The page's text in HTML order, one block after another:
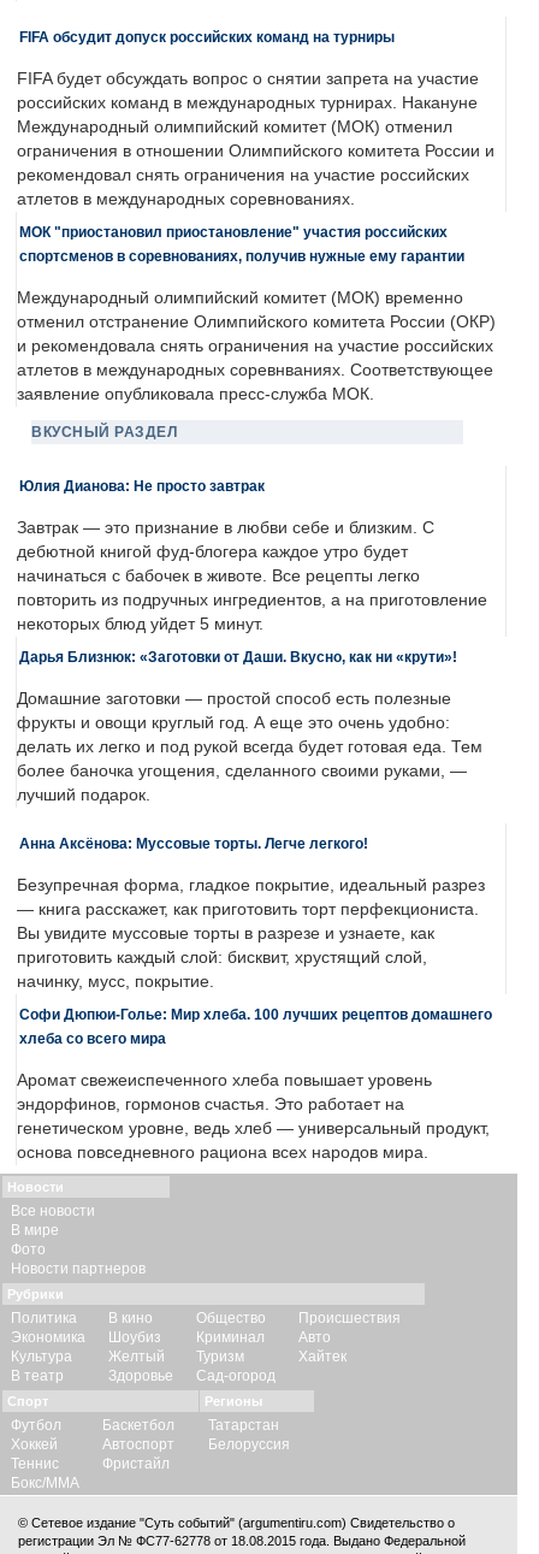
FIFA обсудит допуск российских команд на турниры
FIFA будет обсуждать вопрос о снятии запрета на участие
российских команд в международных турнирах. Накануне
Международный олимпийский комитет (МОК) отменил
ограничения в отношении Олимпийского комитета России и
рекомендовал снять ограничения на участие российских
атлетов в международных соревнованиях.
МОК "приостановил приостановление" участия российских
спортсменов в соревнованиях, получив нужные ему гарантии
Международный олимпийский комитет (МОК) временно
отменил отстранение Олимпийского комитета России (ОКР)
и рекомендовала снять ограничения на участие российских
атлетов в международных соревнваниях. Соответствующее
заявление опубликовала пресс-служба МОК.
ВКУСНЫЙ РАЗДЕЛ
Юлия Дианова: Не просто завтрак
Завтрак — это признание в любви себе и близким. С
дебютной книгой фуд-блогера каждое утро будет
начинаться с бабочек в животе. Все рецепты легко
повторить из подручных ингредиентов, а на приготовление
некоторых блюд уйдет 5 минут.
Дарья Близнюк: «Заготовки от Даши. Вкусно, как ни «крути»!
Домашние заготовки — простой способ есть полезные
фрукты и овощи круглый год. А еще это очень удобно:
делать их легко и под рукой всегда будет готовая еда. Тем
более баночка угощения, сделанного своими руками, —
лучший подарок.
Анна Аксёнова: Муссовые торты. Легче легкого!
Безупречная форма, гладкое покрытие, идеальный разрез
— книга расскажет, как приготовить торт перфекциониста.
Вы увидите муссовые торты в разрезе и узнаете, как
приготовить каждый слой: бисквит, хрустящий слой,
начинку, мусс, покрытие.
Софи Дюпюи-Голье: Мир хлеба. 100 лучших рецептов домашнего
хлеба со всего мира
Аромат свежеиспеченного хлеба повышает уровень
эндорфинов, гормонов счастья. Это работает на
генетическом уровне, ведь хлеб — универсальный продукт,
основа повседневного рациона всех народов мира.
Новости
Все новости
В мире
Фото
Новости партнеров
Рубрики
Политика
Экономика
Культура
В театр
В кино
Шоубиз
Желтый
Здоровье
Общество
Криминал
Туризм
Сад-огород
Происшествия
Авто
Хайтек
Спорт
Футбол
Хоккей
Теннис
Бокс/ММА
Баскетбол
Автоспорт
Фристайл
Регионы
Татарстан
Белоруссия
© Сетевое издание "Суть событий" (argumentiru.com) Свидетельство о
регистрации Эл № ФС77-62778 от 18.08.2015 года. Выдано Федеральной